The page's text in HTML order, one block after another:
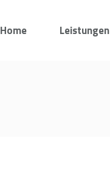
Home Leistungen